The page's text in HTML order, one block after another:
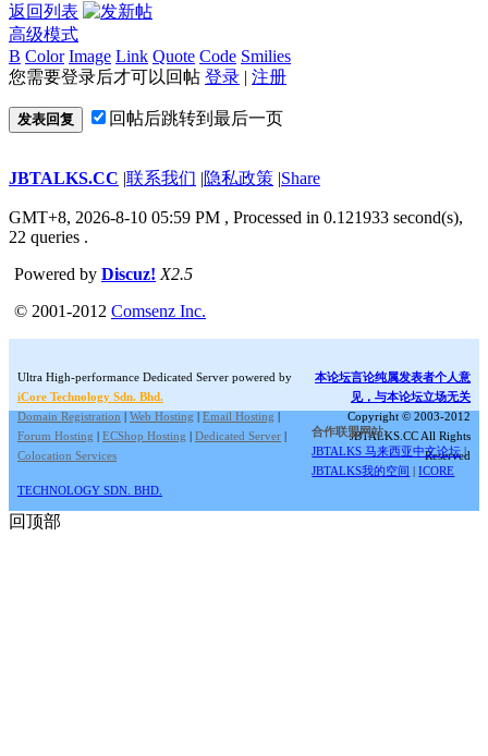
返回列表
高级模式
B Color Image Link Quote Code Smilies
您需要登录后才可以回帖 登录 | 注册
发表回复 回帖后跳转到最后一页
JBTALKS.CC |联系我们 |隐私政策 |Share
GMT+8, 2026-8-10 05:59 PM , Processed in 0.121933 second(s),
22 queries .
Powered by Discuz! X2.5
© 2001-2012 Comsenz Inc.
Ultra High-performance Dedicated Server powered by
iCore Technology Sdn. Bhd.
Domain Registration | Web Hosting | Email Hosting |
Forum Hosting | ECShop Hosting | Dedicated Server |
Colocation Services
本论坛言论纯属发表者个人意
见，与本论坛立场无关
Copyright © 2003-2012
JBTALKS.CC All Rights
Reserved
合作联盟网站:
JBTALKS 马来西亚中文论坛 |
JBTALKS我的空间 |ICORE
TECHNOLOGY SDN. BHD.
回顶部